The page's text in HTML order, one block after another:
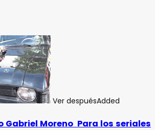
Ver despuésAdded
Gabriel Moreno Para los seriales